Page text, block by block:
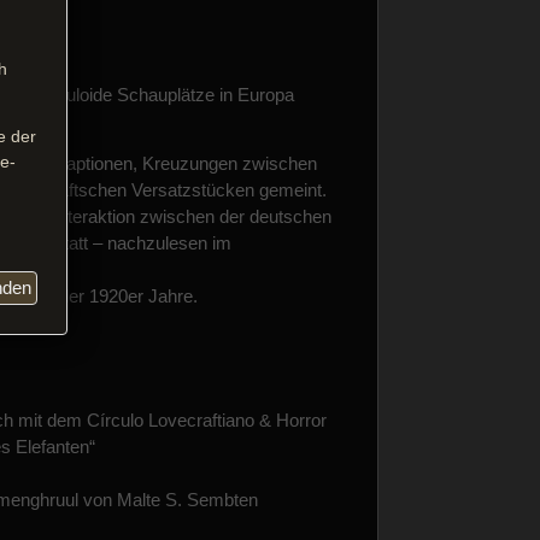
cthuloide Schauplätze in Europa
Adaptionen, Kreuzungen zwischen
lovecraftschen Versatzstücken gemeint.
Interaktion zwischen der deutschen
statt – nachzulesen im
der 1920er Jahre.
mit dem Círculo Lovecraftiano & Horror
Elefanten“
von Malte S. Sembten
der